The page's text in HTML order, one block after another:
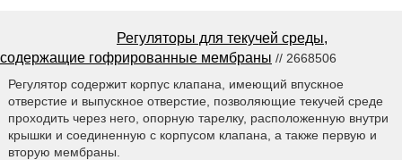
Регуляторы для текучей среды,
содержащие гофрированные мембраны // 2668506
Регулятор содержит корпус клапана, имеющий впускное
отверстие и выпускное отверстие, позволяющие текучей среде
проходить через него, опорную тарелку, расположенную внутри
крышки и соединенную с корпусом клапана, а также первую и
вторую мембраны.